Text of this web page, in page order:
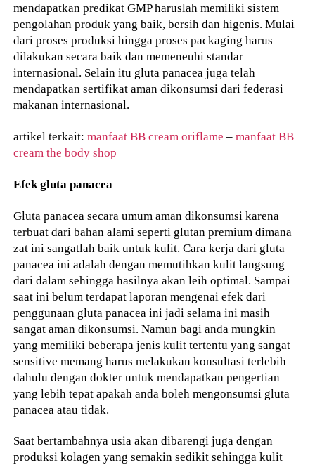
mendapatkan predikat GMP haruslah memiliki sistem
pengolahan produk yang baik, bersih dan higenis. Mulai
dari proses produksi hingga proses packaging harus
dilakukan secara baik dan memeneuhi standar
internasional. Selain itu gluta panacea juga telah
mendapatkan sertifikat aman dikonsumsi dari federasi
makanan internasional.
artikel terkait:manfaat BB cream oriflame –manfaat BB
cream the body shop
Efek gluta panacea
Gluta panacea secara umum aman dikonsumsi karena
terbuat dari bahan alami seperti glutan premium dimana
zat ini sangatlah baik untuk kulit. Cara kerja dari gluta
panacea ini adalah dengan memutihkan kulit langsung
dari dalam sehingga hasilnya akan leih optimal. Sampai
saat ini belum terdapat laporan mengenai efek dari
penggunaan gluta panacea ini jadi selama ini masih
sangat aman dikonsumsi. Namun bagi anda mungkin
yang memiliki beberapa jenis kulit tertentu yang sangat
sensitive memang harus melakukan konsultasi terlebih
dahulu dengan dokter untuk mendapatkan pengertian
yang lebih tepat apakah anda boleh mengonsumsi gluta
panacea atau tidak.
Saat bertambahnya usia akan dibarengi juga dengan
produksi kolagen yang semakin sedikit sehingga kulit